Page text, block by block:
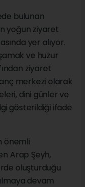
bulunan
yoğun ziyaret
yer alıyor.
ve huzur
ziyaret
merkezi olarak
dini günler ve
gösterildiği ifade
önemli
Arap Şeyh,
oluşturduğu
devam